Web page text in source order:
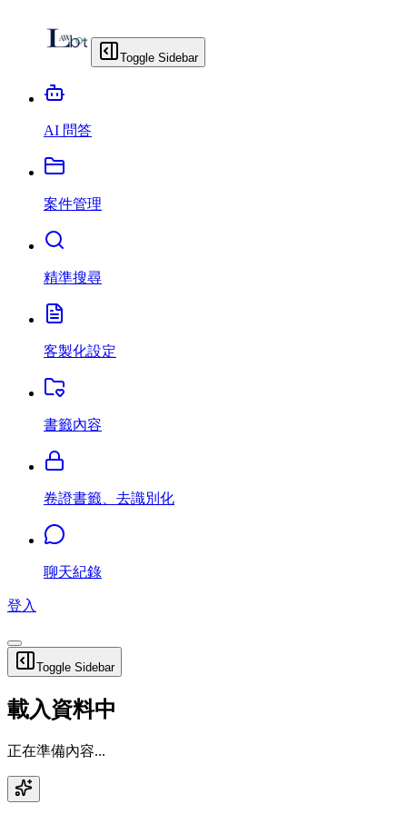
Toggle Sidebar
AI 問答
案件管理
精準搜尋
客製化設定
書籤內容
卷證書籤、去識別化
聊天紀錄
登入
Toggle Sidebar
載入資料中
正在準備內容...